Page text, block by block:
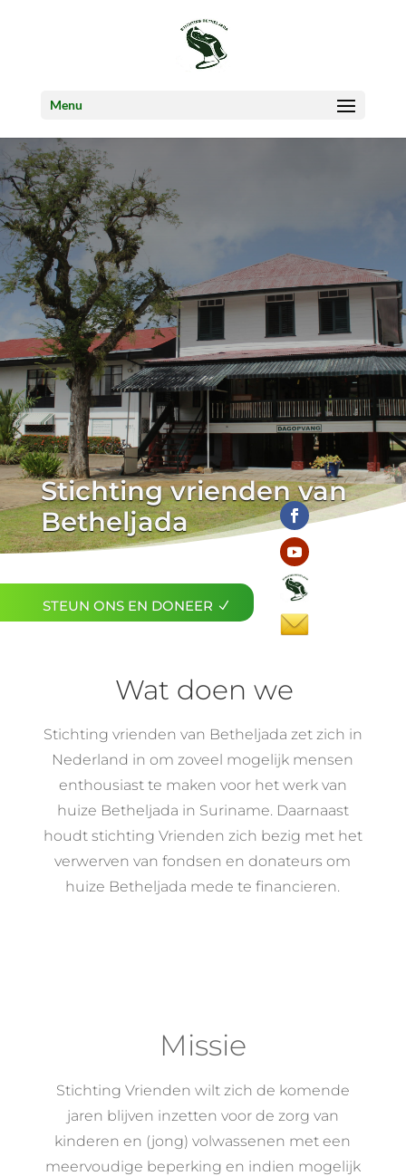
Stichting vrienden van
Betheljada
STEUN ONS EN DONEER
Wat doen we
Stichting vrienden van Betheljada zet zich in
Nederland in om zoveel mogelijk mensen
enthousiast te maken voor het werk van
huize Betheljada in Suriname. Daarnaast
houdt stichting Vrienden zich bezig met het
verwerven van fondsen en donateurs om
huize Betheljada mede te financieren.
Missie
Stichting Vrienden wilt zich de komende
jaren blijven inzetten voor de zorg van
kinderen en (jong) volwassenen met een
meervoudige beperking en indien mogelijk